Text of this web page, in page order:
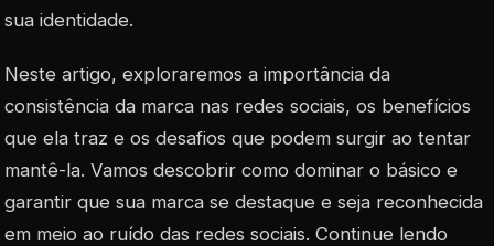
sua identidade.
Neste artigo, exploraremos a importância da
consistência da marca nas redes sociais, os benefícios
que ela traz e os desafios que podem surgir ao tentar
mantê-la. Vamos descobrir como dominar o básico e
garantir que sua marca se destaque e seja reconhecida
em meio ao ruído das redes sociais. Continue lendo